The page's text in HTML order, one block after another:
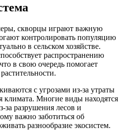
скворцы играют важную
контролировать популяцию
в сельском хозяйстве.
распространению
в свою очередь помогает
с угрозами из-за утраты
климата. Многие виды находятся
за разрушения лесов и
важно заботиться об
разнообразие экосистем.